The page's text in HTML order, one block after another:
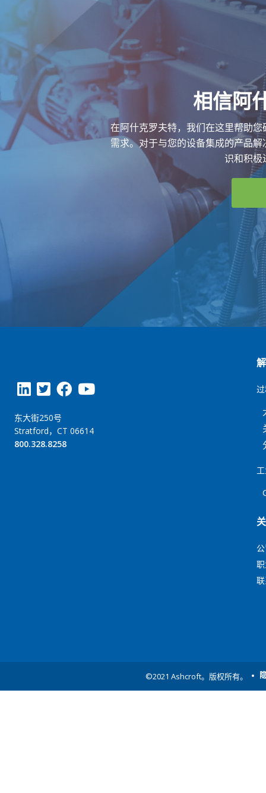
相信阿
在阿什克罗夫特，我们在这里帮助
需求。对于与您的设备集成的产品
识和积极
东大街250号
Stratford，CT 06614
800.328.8258
©2021 Ashcroft。版权所有。